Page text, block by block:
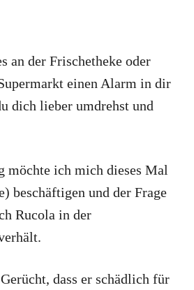
an der Frischetheke oder
einen Alarm in dir
dich lieber umdrehst und
möchte ich mich dieses Mal
beschäftigen und der Frage
Rucola in der
dass er schädlich für